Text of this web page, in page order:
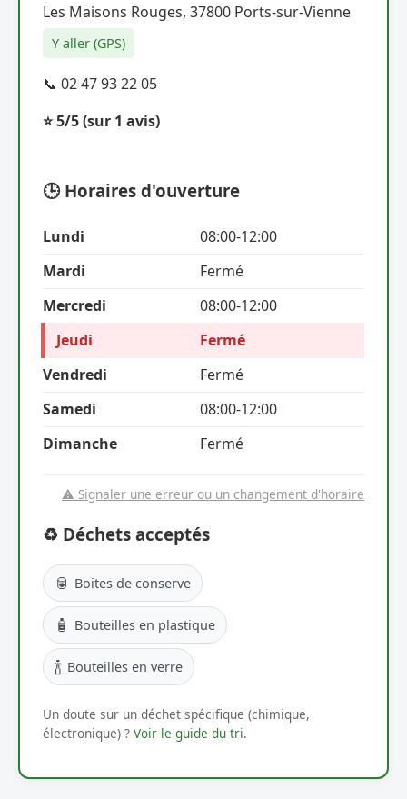
Les Maisons Rouges, 37800 Ports-sur-Vienne
Y aller (GPS)
📞 02 47 93 22 05
⭐ 5/5(sur 1 avis)
🕒 Horaires d'ouverture
Lundi
08:00-12:00
Mardi
Fermé
Mercredi
08:00-12:00
Jeudi
Fermé
Vendredi
Fermé
Samedi
08:00-12:00
Dimanche
Fermé
⚠️ Signaler une erreur ou un changement d'horaire
♻️ Déchets acceptés
🥫 Boites de conserve
🧴 Bouteilles en plastique
🍾 Bouteilles en verre
Un doute sur un déchet spécifique (chimique,
électronique) ? Voir le guide du tri.